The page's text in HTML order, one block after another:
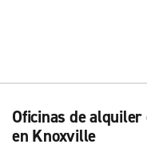
Oficinas de
en Knoxville